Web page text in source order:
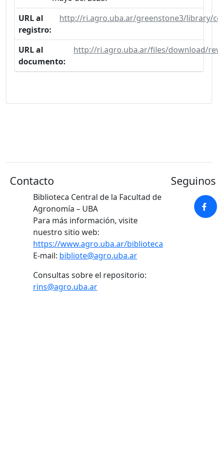
URL al
registro:
http://ri.agro.uba.ar/greenstone3/library/
URL al
documento:
http://ri.agro.uba.ar/files/download/
Contacto
Biblioteca Central de la Facultad de
Agronomía – UBA
Para más información, visite
nuestro sitio web:
https://www.agro.uba.ar/biblioteca
E-mail: bibliote@agro.uba.ar
Consultas sobre el repositorio:
rins@agro.uba.ar